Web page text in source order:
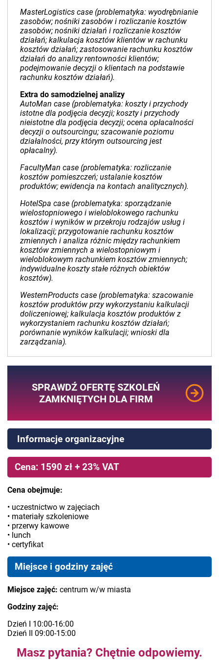
MasterLogistics case (problematyka: wyodrębnianie
zasobów; nośniki zasobów i rozliczanie kosztów
zasobów; nośniki działań i rozliczanie kosztów
działań; kalkulacja kosztów klientów w rachunku
kosztów działań; zastosowanie rachunku kosztów
działań do analizy rentowności klientów;
podejmowanie decyzji o klientach na podstawie
rachunku kosztów działań).
Extra do samodzielnej analizy
AutoMan case (problematyka: koszty i przychody
istotne dla podjęcia decyzji; koszty i przychody
nieistotne dla podjęcia decyzji; ocena opłacalności
decyzji o outsourcingu; szacowanie poziomu
działalności, przy którym outsourcing jest
opłacalny).
FacultyMan case (problematyka: rozliczanie
kosztów pomieszczeń; ustalanie kosztów
produktów; ewidencja na kontach analitycznych).
HotelSpa case (problematyka: sporządzanie
wielostopniowego i wieloblokowego rachunku
kosztów i wyników w przekroju rodzajów usług i
lokalizacji; przygotowanie rachunku kosztów
zmiennych i analiza różnic między rachunkiem
kosztów zmiennych a wielostopniowym i
wieloblokowym rachunkiem kosztów zmiennych;
indywidualne koszty stałe różnych obiektów
kosztów).
WesternProducts case (problematyka: szacowanie
kosztów produktów przy wykorzystaniu kalkulacji
doliczeniowej; kalkulacja kosztów produktów z
wykorzystaniem rachunku kosztów działań;
porównanie wyników kalkulacji; wnioski dla
zarządzania).
SPRAWDŹ OFERTĘ SZKOLEŃ
ZAMKNIĘTYCH DLA FIRM
Informacje organizacyjne
Cena: 1590 zł + 23% VAT
Cena obejmuje:
• uczestnictwo w zajęciach
• materiały szkoleniowe
• przerwy kawowe
• lunch
• certyfikat
Miejsce i godziny zajęć
Miejsce zajęć: centrum w/w miasta
Godziny zajęć:
Dzień I 10:00-16:00
Dzień II 09:00-15:00
Masz pytania? Chętnie odpowiemy.